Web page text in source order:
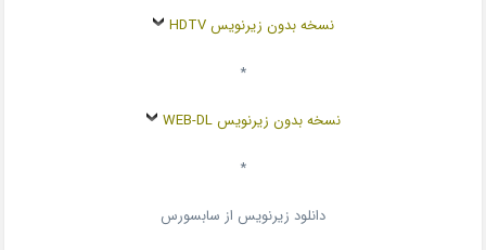
نسخه بدون زیرنویس HDTV
*
نسخه بدون زیرنویس WEB-DL
*
دانلود زیرنویس از سابسورس